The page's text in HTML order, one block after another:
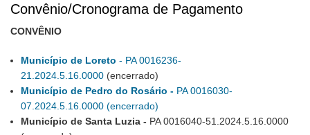
Convênio/Cronograma de Pagamento
CONVÊNIO
Município de Loreto - PA 0016236-
21.2024.5.16.0000 (encerrado)
Município de Pedro do Rosário - PA 0016030-
07.2024.5.16.0000 (encerrado)
Município de Santa Luzia - PA 0016040-51.2024.5.16.0000